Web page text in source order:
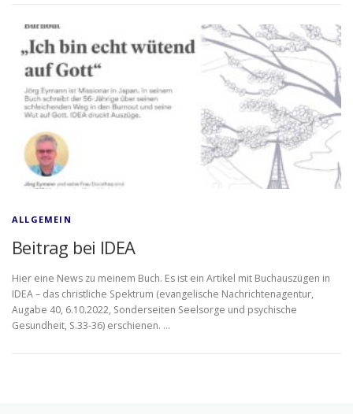
ALLGEMEIN
Beitrag bei IDEA
Hier eine News zu meinem Buch. Es ist ein Artikel mit Buchauszügen in
IDEA – das christliche Spektrum (evangelische Nachrichtenagentur,
Augabe 40, 6.10.2022, Sonderseiten Seelsorge und psychische
Gesundheit, S.33-36) erschienen. …